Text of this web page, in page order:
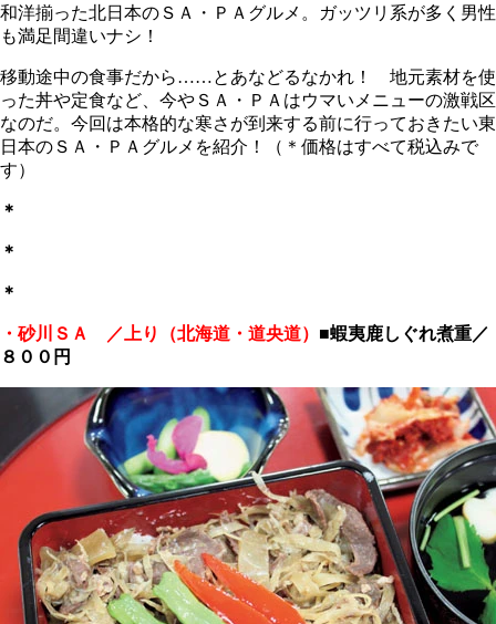
和洋揃った北日本のＳＡ・ＰＡグルメ。ガッツリ系が多く男性
も満足間違いナシ！
移動途中の食事だから……とあなどるなかれ！ 地元素材を使
った丼や定食など、今やＳＡ・ＰＡはウマいメニューの激戦区
なのだ。今回は本格的な寒さが到来する前に行っておきたい東
日本のＳＡ・ＰＡグルメを紹介！（＊価格はすべて税込みで
す）
＊
＊
＊
・砂川ＳＡ ／上り（北海道・道央道） ■蝦夷鹿しぐれ煮重／
８００円